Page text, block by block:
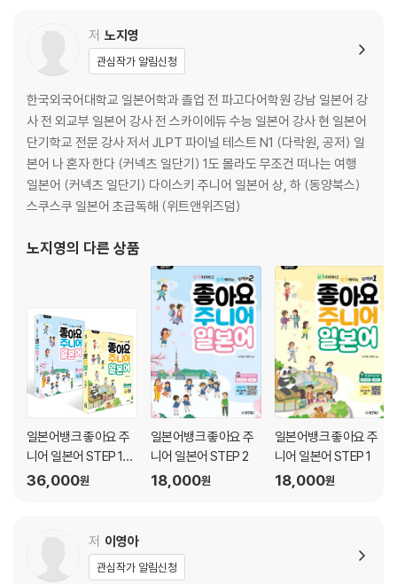
파이널 테스트 4회
언어지식(문자·어휘·문법)·독해
청해
파이널 테스트 5회
언어지식(문자·어휘·문법)·독해
청해
정답 및 청해 스크립트
저 노지영
관심작가 알림신청
한국외국어대학교 일본어학과 졸업 전 파고다어학원 강남 일본어 강
사 전 외교부 일본어 강사 전 스카이에듀 수능 일본어 강사 현 일본어
단기학교 전문 강사 저서 JLPT 파이널 테스트 N1 (다락원, 공저) 일
본어 나 혼자 한다 (커넥츠 일단기) 1도 몰라도 무조건 떠나는 여행
일본어 (커넥츠 일단기) 다이스키 주니어 일본어 상, 하 (동양북스)
스쿠스쿠 일본어 초급독해 (위트앤위즈덤)
노지영의 다른 상품
일본어뱅크 좋아요 주
니어 일본어 STEP 1~
2권 세트
36,000원
일본어뱅크 좋아요 주
니어 일본어 STEP 2
18,000원
일본어뱅크 좋아요 주
니어 일본어 STEP 1
18,000원
저 이영아
관심작가 알림신청